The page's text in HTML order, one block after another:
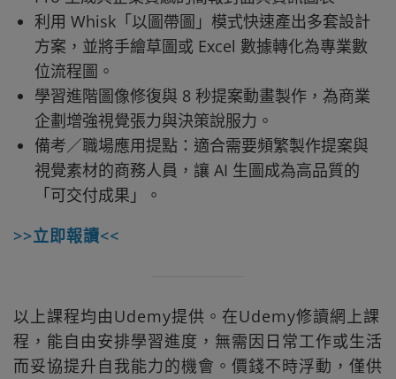
利用 Whisk「以圖帶圖」模式快速產出多套設計
方案，並將手繪草圖或 Excel 數據轉化為專業數
位流程圖。
學習進階圖像修復與 8 秒提案動畫製作，為商業
企劃增強視覺張力與決策說服力。
備考／職場應用提點：適合需要頻繁製作提案與
視覺素材的商務人員，讓 AI 生圖成為高品質的
「可交付成果」。
>>立即報讀<<
以上課程均由Udemy提供。在Udemy修讀網上課
程，能自由安排學習進度，無需因日常工作或生活
而妥協提升自我能力的機會。價錢不時浮動，僅供